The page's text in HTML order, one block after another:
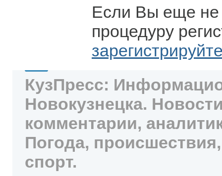
Если Вы еще не
процедуру
КузПресс:
Новокузнецка.
комментарии,
Погода,
спорт.